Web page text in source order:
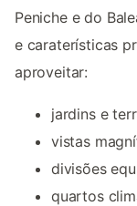
Peniche e do
e caraterísticas
aproveitar:
jardins e
vistas
divisões
quartos